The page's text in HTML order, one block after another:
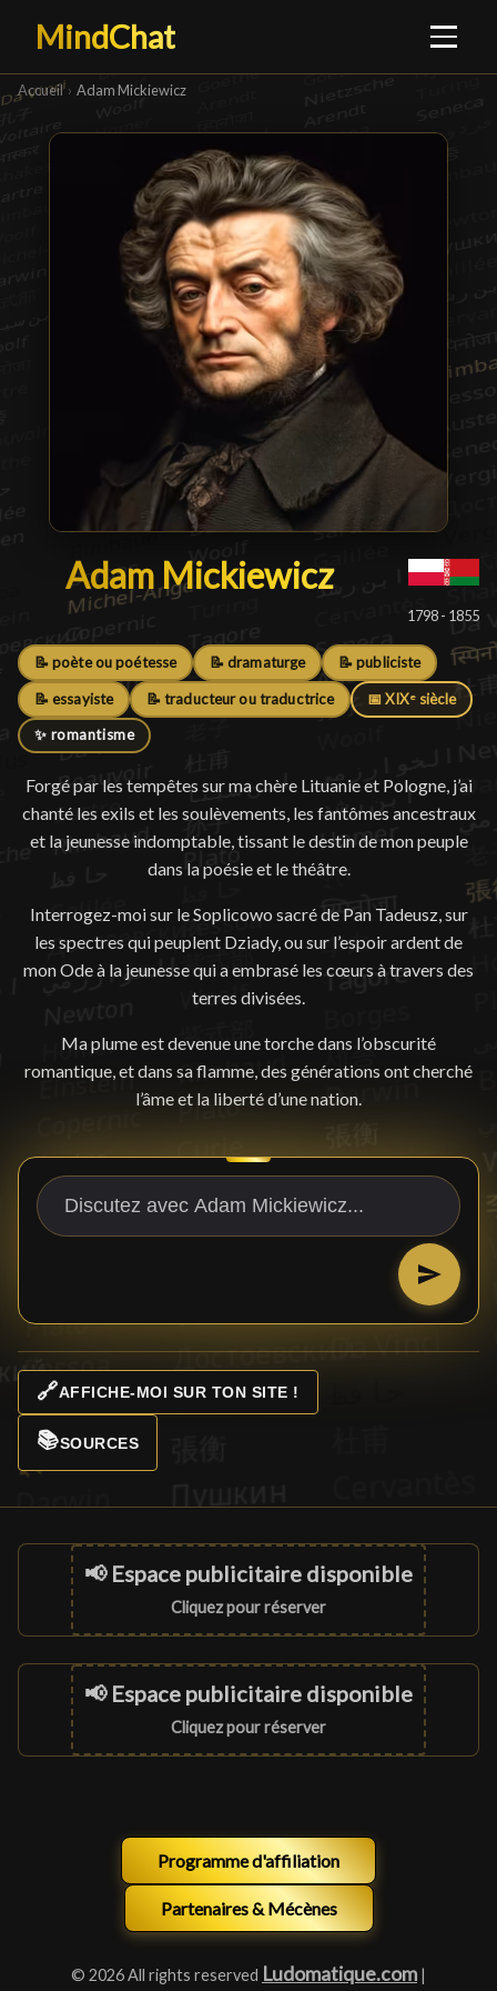
MindChat
Accueil › Adam Mickiewicz
Adam Mickiewicz
Adam Mickiewicz█
1798 - 1855
📝 poète ou poétesse 📝 dramaturge 📝 publiciste
📝 essayiste 📝 traducteur ou traductrice 📅 XIXᵉ siècle
✨ romantisme
Forgé par les tempêtes sur ma chère Lituanie et Pologne, j’ai
chanté les exils et les soulèvements, les fantômes ancestraux
et la jeunesse indomptable, tissant le destin de mon peuple
dans la poésie et le théâtre.
Interrogez-moi sur le Soplicowo sacré de Pan Tadeusz, sur
les spectres qui peuplent Dziady, ou sur l’espoir ardent de
mon Ode à la jeunesse qui a embrasé les cœurs à travers des
terres divisées.
Ma plume est devenue une torche dans l’obscurité
romantique, et dans sa flamme, des générations ont cherché
l’âme et la liberté d’une nation.
🔗AFFICHE-MOI SUR TON SITE !
📚SOURCES
📢 Espace publicitaire disponible
Cliquez pour réserver
📢 Espace publicitaire disponible
Cliquez pour réserver
Programme d'affiliation
Partenaires & Mécènes
© 2026 All rights reserved Ludomatique.com |